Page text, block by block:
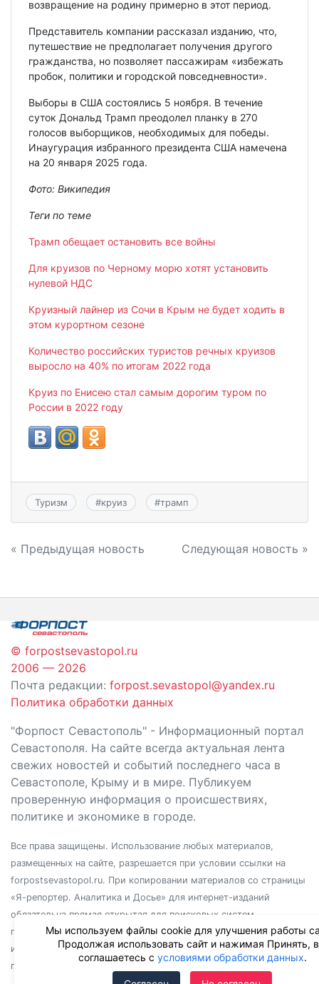
возвращение на родину примерно в этот период.
Представитель компании рассказал изданию, что,
путешествие не предполагает получения другого
гражданства, но позволяет пассажирам «избежать
пробок, политики и городской повседневности».
Выборы в США состоялись 5 ноября. В течение
суток Дональд Трамп преодолел планку в 270
голосов выборщиков, необходимых для победы.
Инаугурация избранного президента США намечена
на 20 января 2025 года.
Фото: Википедия
Теги по теме
Трамп обещает остановить все войны
Для круизов по Черному морю хотят установить
нулевой НДС
Круизный лайнер из Сочи в Крым не будет ходить в
этом курортном сезоне
Количество российских туристов речных круизов
выросло на 40% по итогам 2022 года
Круиз по Енисею стал самым дорогим туром по
России в 2022 году
Туризм #круиз #трамп
Навигация
записям
« Предыдущая новость Следующая новость »
© forpostsevastopol.ru
2006 — 2026
Почта редакции: forpost.sevastopol@yandex.ru
Политика обработки данных
"Форпост Севастополь" - Информационный портал
Севастополя. На сайте всегда актуальная лента
свежих новостей и событий последнего часа в
Севастополе, Крыму и в мире. Публикуем
проверенную информация о происшествиях,
политике и экономике в городе.
Все права защищены. Использование любых материалов,
размещенных на сайте, разрешается при условии ссылки на
forpostsevastopol.ru. При копировании материалов со страницы
«Я-репортер. Аналитика и Досье» для интернет-изданий
обязательна прямая открытая для поисковых систем
гиперссылка. Независимо от полного или частичного
использования материалов, ссылка должна быть размещена в
подзаголовке или первом абзаце материала.
Мы используем файлы cookie для улучшения работы
Продолжая использовать сайт и нажимая Принять,
соглашаетесь с условиями обработки данных.